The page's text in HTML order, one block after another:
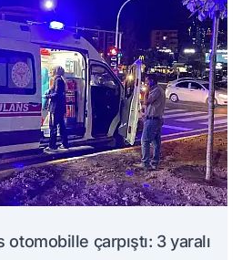
otomobille çarpıştı: 3 yaralı